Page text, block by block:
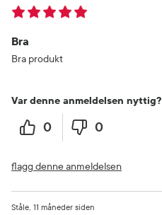
Bra
Bra produkt
Var denne anmeldelsen nyttig?
0 0
flagg denne anmeldelsen
11 måneder siden
Ståle